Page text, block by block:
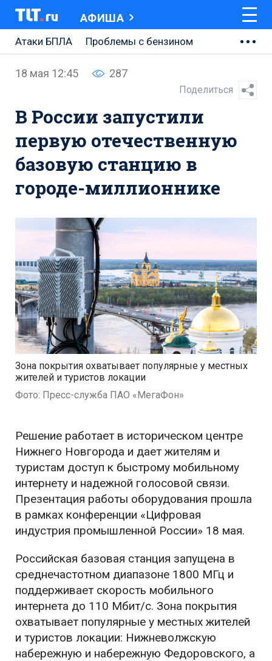
АФИША
Атаки БПЛА
Проблемы с бензином
Ремонт Обводного шоссе
Набережная Тольятти
Неделя Тольятти
18 мая 12:45 287
Поделиться
В России запустили
первую отечественную
базовую станцию в
городе-миллионнике
Зона покрытия охватывает популярные у местных
жителей и туристов локации
Фото: Пресс-служба ПАО «МегаФон»
Решение работает в историческом центре
Нижнего Новгорода и дает жителям и
туристам доступ к быстрому мобильному
интернету и надежной голосовой связи.
Презентация работы оборудования прошла
в рамках конференции «Цифровая
индустрия промышленной России» 18 мая.
Российская базовая станция запущена в
среднечастотном диапазоне 1800 МГц и
поддерживает скорость мобильного
интернета до 110 Мбит/с. Зона покрытия
охватывает популярные у местных жителей
и туристов локации: Нижневолжскую
набережную и набережную Федоровского, а